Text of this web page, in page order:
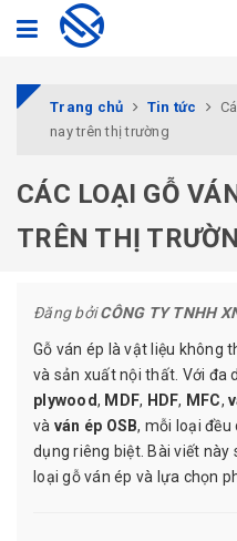
Trang chủ Tin tức
nay trên thị trường
CÁC LOẠI GỖ
TRÊN THỊ
Đăng bởiCÔNG TY TNHH
Gỗ ván ép là vật liệu không
và sản xuất nội thất. Với đa
plywood, MDF, HDF, MFC,
và ván ép OSB, mỗi loại đều
dụng riêng biệt. Bài viết này
loại gỗ ván ép và lựa chọn